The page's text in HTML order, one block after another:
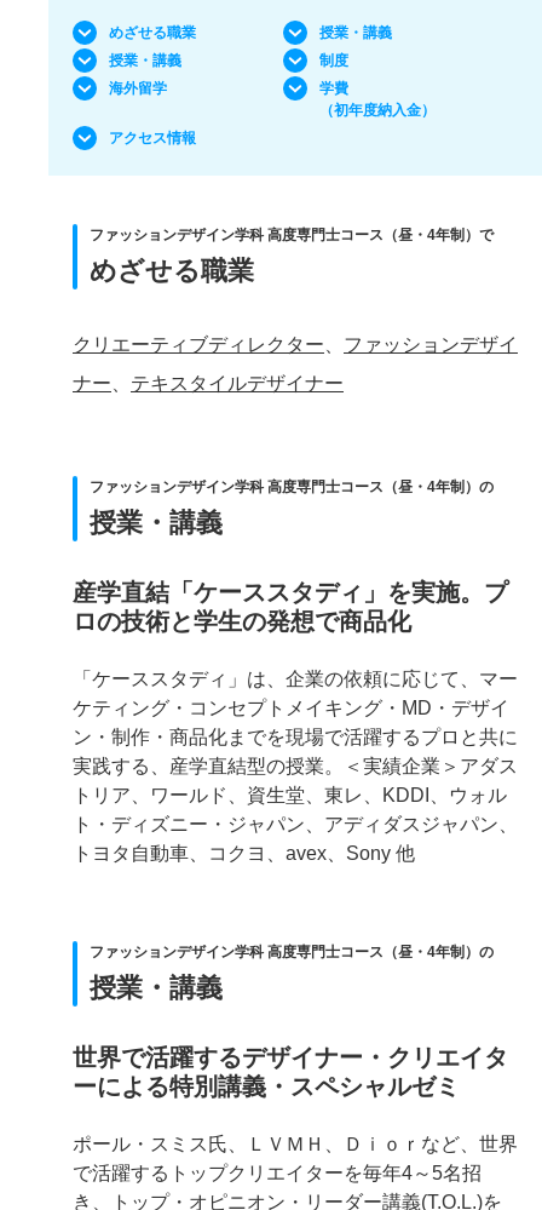
めざせる職業
授業・講義
授業・講義
制度
海外留学
学費
（初年度納入金）
アクセス情報
ファッションデザイン学科 高度専門士コース（昼・4年制）で
めざせる職業
クリエーティブディレクター
ファッションデザイ
ナー
テキスタイルデザイナー
ファッションデザイン学科 高度専門士コース（昼・4年制）の
授業・講義
産学直結「ケーススタディ」を実施。プ
ロの技術と学生の発想で商品化
「ケーススタディ」は、企業の依頼に応じて、マー
ケティング・コンセプトメイキング・MD・デザイ
ン・制作・商品化までを現場で活躍するプロと共に
実践する、産学直結型の授業。＜実績企業＞アダス
トリア、ワールド、資生堂、東レ、KDDI、ウォル
ト・ディズニー・ジャパン、アディダスジャパン、
トヨタ自動車、コクヨ、avex、Sony 他
ファッションデザイン学科 高度専門士コース（昼・4年制）の
授業・講義
世界で活躍するデザイナー・クリエイタ
ーによる特別講義・スペシャルゼミ
ポール・スミス氏、ＬＶＭＨ、Ｄｉｏｒなど、世界
で活躍するトップクリエイターを毎年4～5名招
き、トップ・オピニオン・リーダー講義(T.O.L.)を